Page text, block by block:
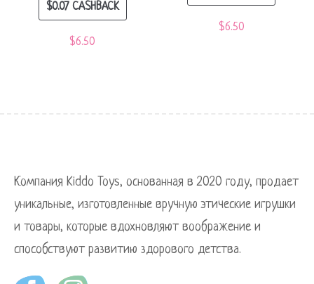
$0.07CASHBACK
$6.50
$6.50
Компания Kiddo Toys, основанная в 2020 году, продает
уникальные, изготовленные вручную этические игрушки
и товары, которые вдохновляют воображение и
способствуют развитию здорового детства.